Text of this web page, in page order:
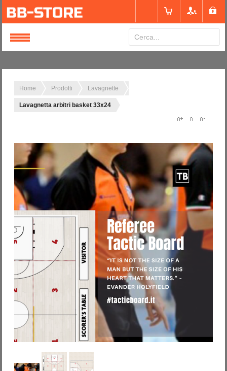
Home Prodotti Lavagnette
Lavagnetta arbitri basket 33x24
Login
Password
Ricordami
Password dimenticata?
Nome utente dimenticato?